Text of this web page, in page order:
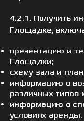
4.2.1. Получить
Площадке,
презентацию и
Площадки;
схему зала и
информацию о
различных типов
информацию о
условиях аренды.